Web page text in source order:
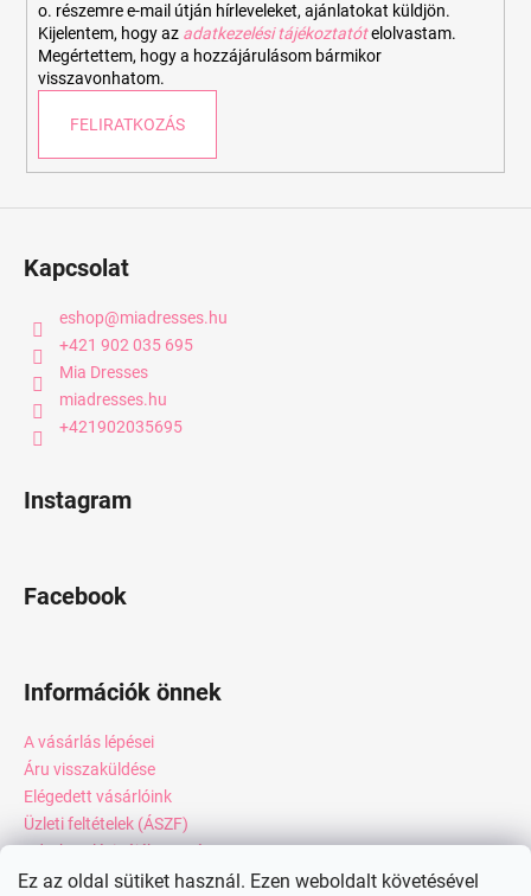
Ez az oldal sütiket használ. Ezen weboldalt követésével
o. részemre e-mail útján hírleveleket, ajánlatokat küldjön.
Kijelentem, hogy az adatkezelési tájékoztatót elolvastam.
Megértettem, hogy a hozzájárulásom bármikor
visszavonhatom.
FELIRATKOZÁS
Kapcsolat
eshop@miadresses.hu
+421 902 035 695
Mia Dresses
miadresses.hu
+421902035695
Instagram
Facebook
Információk önnek
A vásárlás lépései
Áru visszaküldése
Elégedett vásárlóink
Üzleti feltételek (ÁSZF)
Adatkezelési tájékoztató
Webáruház értékelése